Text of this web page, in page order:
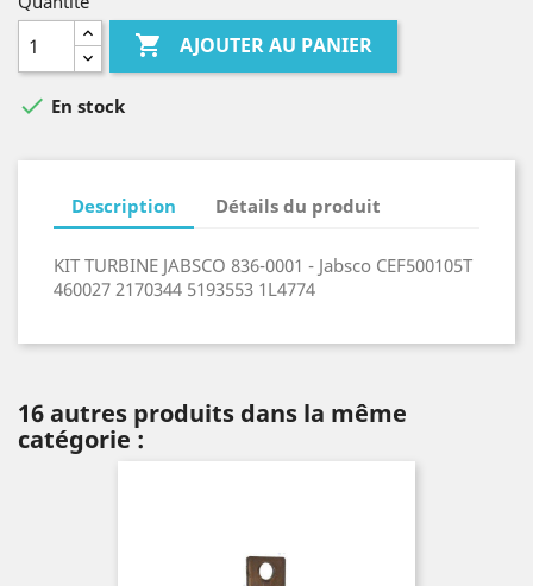
 AJOUTER AU PANIER
 En stock
Description Détails du produit
KIT TURBINE JABSCO 836-0001 - Jabsco CEF500105T
460027 2170344 5193553 1L4774
16 autres produits dans la même
catégorie :